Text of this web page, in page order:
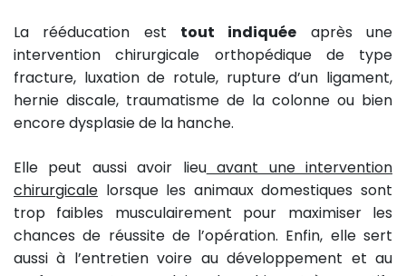
La rééducation est tout indiquée après une
intervention chirurgicale orthopédique de type
fracture, luxation de rotule, rupture d’un ligament,
hernie discale, traumatisme de la colonne ou bien
encore dysplasie de la hanche.
Elle peut aussi avoir lieuavant une intervention
chirurgicale lorsque les animaux domestiques sont
trop faibles musculairement pour maximiser les
chances de réussite de l’opération. Enfin, elle sert
aussi à l’entretien voire au développement et au